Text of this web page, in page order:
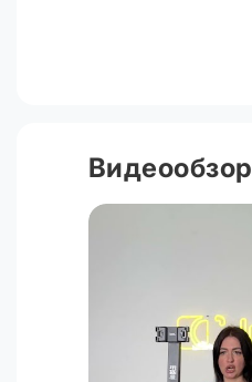
Видеообзор